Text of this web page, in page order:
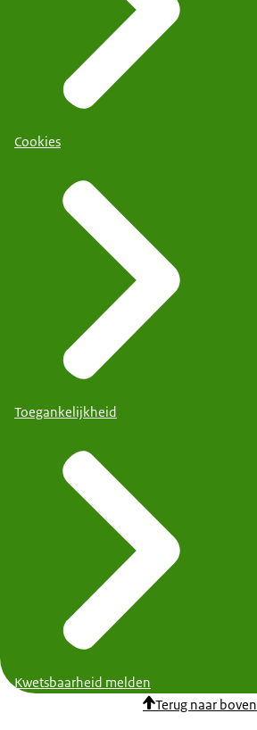
Cookies
Toegankelijkheid
Kwetsbaarheid melden
Terug naar boven